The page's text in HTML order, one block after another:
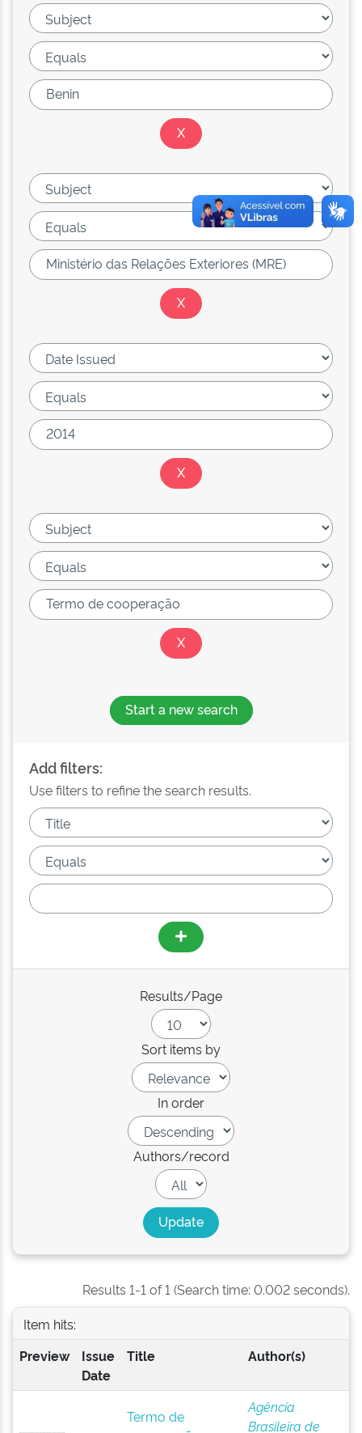
Start a new search
Add filters:
Use filters to refine the search results.
Results/Page
Sort items by
In order
Authors/record
Results 1-1 of 1 (Search time: 0.002 seconds).
Item hits:
Preview
Issue
Date
Title Author(s)
Termo de
Agência
Brasileira de